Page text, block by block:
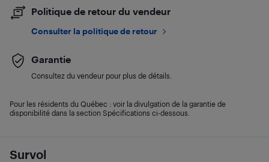
Survol
Politique de retour du vendeur
Consulter la politique de retour
Garantie
Consultez du vendeur pour plus de détails.
Pour les résidents du Québec : voir la divulgation de la garantie de
disponibilité dans la section Spécifications ci-dessous.